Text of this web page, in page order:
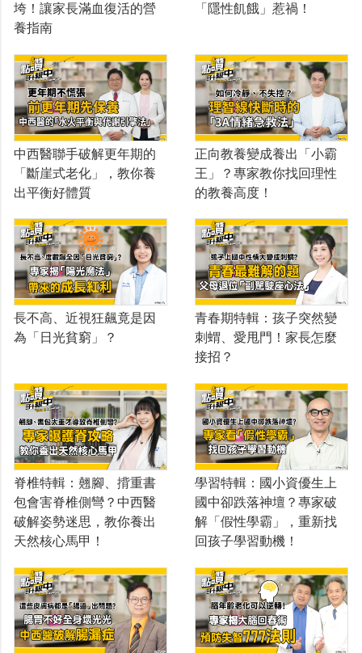
垮！讓家長滿血復活的營
養指南
「隱性飢餓」惹禍！
中西醫聯手破解更年期的
「斷崖式老化」，教你養
出平衡好體質
正向教養變成養出「小霸
王」？專家教你找回理性
的教養高度！
長不高、近視狂飆竟是因
為「日光貧窮」？
青春期特輯：孩子突然變
刺蝟、愛甩門！家長怎麼
接招？
脊椎特輯：翹腳、揹重書
包會害脊椎側彎？中西醫
破解姿勢迷思，教你養出
天然核心馬甲！
學習特輯：國小資優生上
國中卻跌落神壇？專家破
解「假性學霸」，重新找
回孩子學習動機！